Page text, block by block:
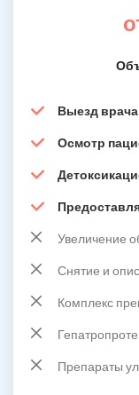
Выезд врача
Осмотр
Увеличение
Снятие и
Комплекс
Препараты